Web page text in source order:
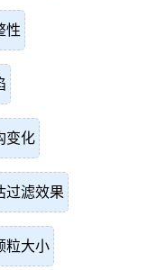
性
变化
过滤效果
粒大小